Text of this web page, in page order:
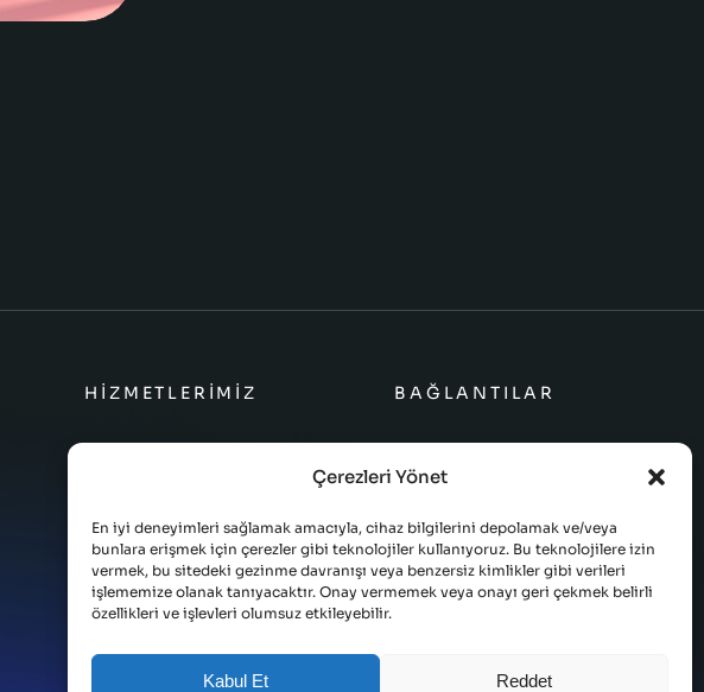
Çerezleri Yönet
En iyi deneyimleri sağlamak amacıyla, cihaz bilgilerini depolamak ve/veya
bunlara erişmek için çerezler gibi teknolojiler kullanıyoruz. Bu teknolojilere izin
vermek, bu sitedeki gezinme davranışı veya benzersiz kimlikler gibi verileri
işlememize olanak tanıyacaktır. Onay vermemek veya onayı geri çekmek belirli
özellikleri ve işlevleri olumsuz etkileyebilir.
Kabul Et Reddet
HIZMETLERIMIZ
Masaüstü Yazılımları
Kurumsal Çözümler
BAĞLANTILAR